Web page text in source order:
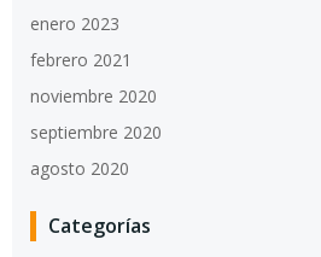
enero 2023
febrero 2021
noviembre 2020
septiembre 2020
agosto 2020
Categorías